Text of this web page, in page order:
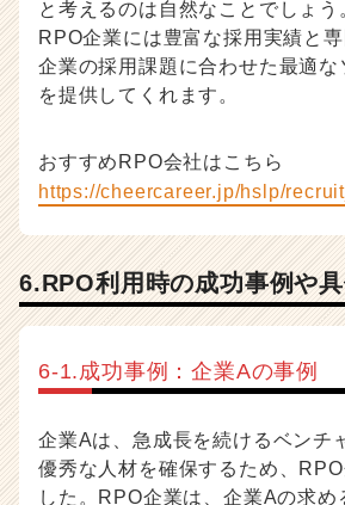
と考えるのは自然なことでしょう
RPO企業には豊富な採用実績と専
企業の採用課題に合わせた最適な
を提供してくれます。
おすすめRPO会社はこちら
https://cheercareer.jp/hslp/
6.RPO利用時の成功事例や
6-1.成功事例：企業Aの事例
企業Aは、急成長を続けるベンチ
優秀な人材を確保するため、
した。RPO企業は、企業Aの求め